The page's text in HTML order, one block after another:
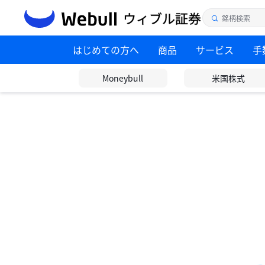
はじめての方へ 商品 サービス 手
Moneybull 米国株式